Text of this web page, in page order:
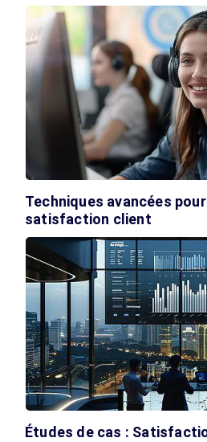
Techniques avancées
satisfaction client
Études de cas :